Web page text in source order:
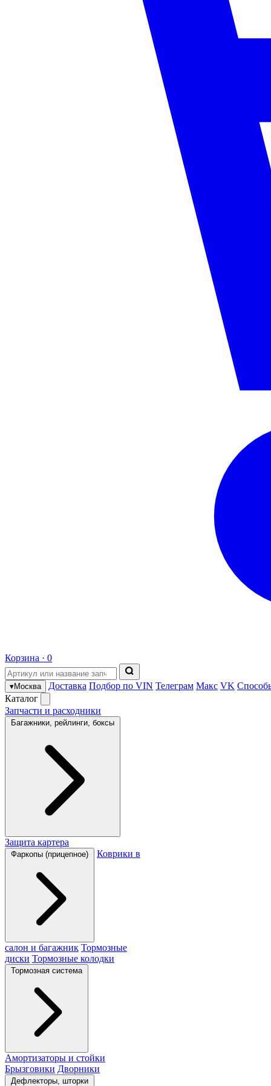
Корзина · 0
▾Москва Доставка Подбор по VIN Телеграм Макс VK
Каталог
Запчасти и расходники
Багажники, рейлинги, боксы
Защита картера
Фаркопы (прицепное) Коврики в
салон и багажник Тормозные
диски Тормозные колодки
Тормозная система
Амортизаторы и стойки
Брызговики Дворники
Дефлекторы, шторки